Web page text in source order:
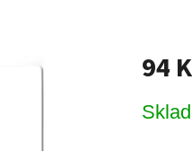
94
cena: